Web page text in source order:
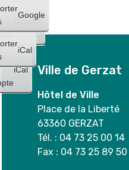
Google
iCal
Google
iCal
Ville de Gerzat
Hôtel de Ville
Place de la Liberté
63360 GERZAT
Tél. : 04 73 25 00 14
Fax : 04 73 25 89 50